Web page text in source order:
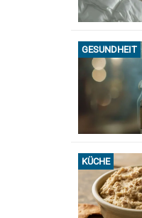
GESUNDHEIT
KÜCHE